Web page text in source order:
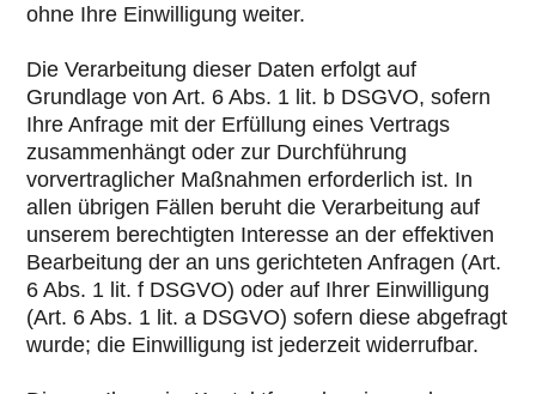
ohne Ihre Einwilligung weiter.
Die Verarbeitung dieser Daten erfolgt auf
Grundlage von Art. 6 Abs. 1 lit. b DSGVO, sofern
Ihre Anfrage mit der Erfüllung eines Vertrags
zusammenhängt oder zur Durchführung
vorvertraglicher Maßnahmen erforderlich ist. In
allen übrigen Fällen beruht die Verarbeitung auf
unserem berechtigten Interesse an der effektiven
Bearbeitung der an uns gerichteten Anfragen (Art.
6 Abs. 1 lit. f DSGVO) oder auf Ihrer Einwilligung
(Art. 6 Abs. 1 lit. a DSGVO) sofern diese abgefragt
wurde; die Einwilligung ist jederzeit widerrufbar.